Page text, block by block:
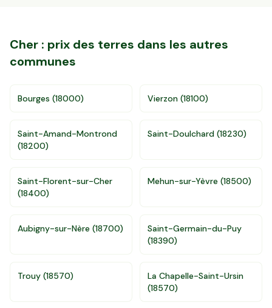
Cher : prix des terres dans les autres
communes
Bourges (18000) Vierzon (18100)
Saint-Amand-Montrond
(18200)
Saint-Doulchard (18230)
Saint-Florent-sur-Cher
(18400)
Mehun-sur-Yèvre (18500)
Aubigny-sur-Nère (18700)
Saint-Germain-du-Puy
(18390)
Trouy (18570)
La Chapelle-Saint-Ursin
(18570)
Accès gratuit illimité